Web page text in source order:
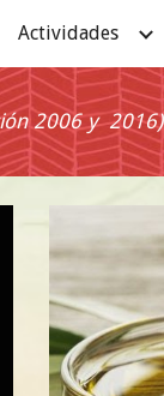
Actividades
2006 y  2016)